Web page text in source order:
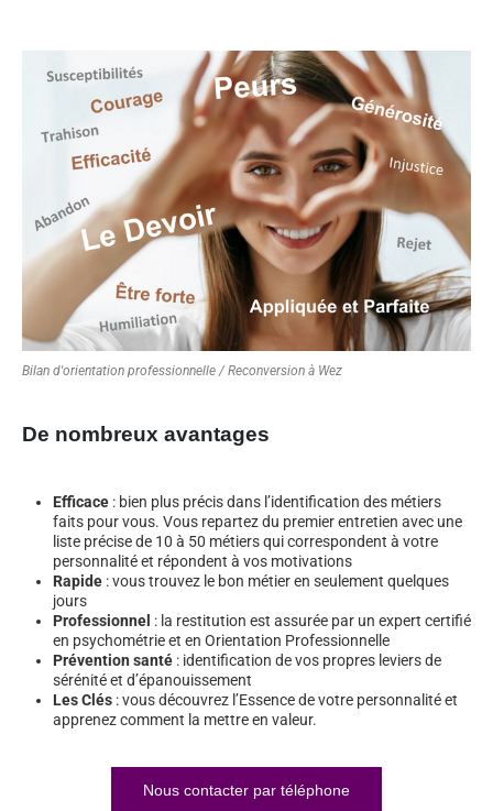
Bilan d'orientation professionnelle / Reconversion à Wez
De nombreux avantages
Efficace : bien plus précis dans l’identification des métiers
faits pour vous. Vous repartez du premier entretien avec une
liste précise de 10 à 50 métiers qui correspondent à votre
personnalité et répondent à vos motivations
Rapide : vous trouvez le bon métier en seulement quelques
jours
Professionnel : la restitution est assurée par un expert certifié
en psychométrie et en Orientation Professionnelle
Prévention santé : identification de vos propres leviers de
sérénité et d’épanouissement
Les Clés : vous découvrez l’Essence de votre personnalité et
apprenez comment la mettre en valeur.
Nous contacter par téléphone